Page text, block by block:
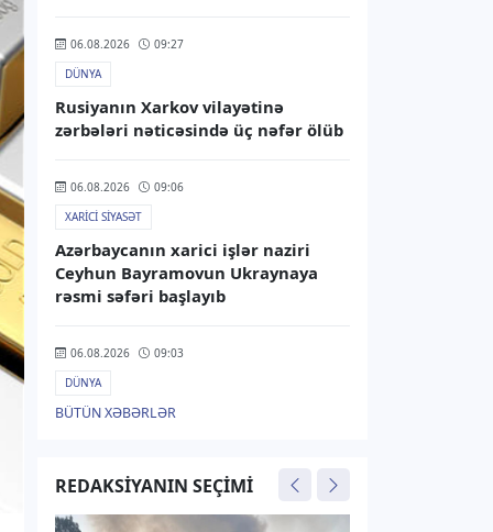
06.08.2026
09:27
DÜNYA
Rusiyanın Xarkov vilayətinə
zərbələri nəticəsində üç nəfər ölüb
06.08.2026
09:06
XARICI SIYASƏT
Azərbaycanın xarici işlər naziri
Ceyhun Bayramovun Ukraynaya
rəsmi səfəri başlayıb
06.08.2026
09:03
DÜNYA
NYT: ABŞ Mərkəzi Kəşfiyyat İdarəsi
05.08.2026
20:08
BÜTÜN XƏBƏRLƏR
REDAKSIYANIN SEÇIMI